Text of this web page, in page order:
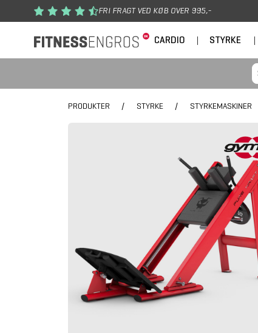
Gå til hovedindhold FRI FRAGT VED KØB OVER 995,-
CARDIO | STYRKE |
PRODUKTER / STYRKE / STYRKEMASKINER